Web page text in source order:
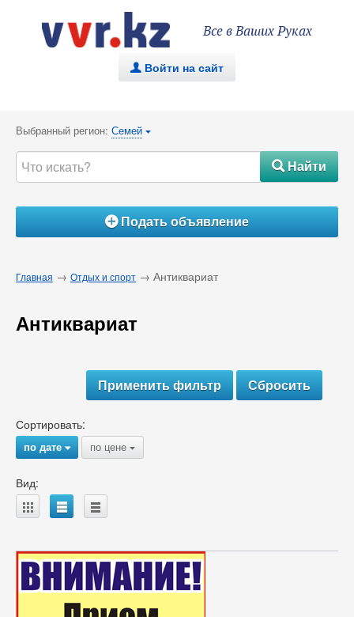
Все в Ваших Руках
. Войти на сайт
Выбранный регион: Семей {
#Найти
ÁПодать объявление
Главная → Отдых и спорт → Антиквариат
Антиквариат
Сортировать:
по дате{ по цене {
Вид:
A B C